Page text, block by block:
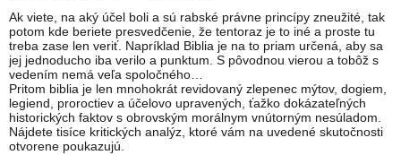
Ak viete, na aký účel boli a sú rabské právne princípy zneužité, tak
potom kde beriete presvedčenie, že tentoraz je to iné a proste tu
treba zase len veriť. Napríklad Biblia je na to priam určená, aby sa
jej jednoducho iba verilo a punktum. S pôvodnou vierou a tobôž s
vedením nemá veľa spoločného…
Pritom biblia je len mnohokrát revidovaný zlepenec mýtov, dogiem,
legiend, proroctiev a účelovo upravených, ťažko dokázateľných
historických faktov s obrovským morálnym vnútorným nesúladom.
Nájdete tisíce kritických analýz, ktoré vám na uvedené skutočnosti
otvorene poukazujú.